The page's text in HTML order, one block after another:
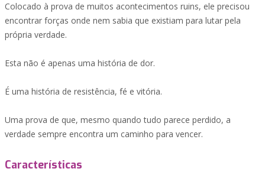
Colocado à prova de muitos acontecimentos ruins, ele precisou
encontrar forças onde nem sabia que existiam para lutar pela
própria verdade.
Esta não é apenas uma história de dor.
É uma história de resistência, fé e vitória.
Uma prova de que, mesmo quando tudo parece perdido, a
verdade sempre encontra um caminho para vencer.
Características